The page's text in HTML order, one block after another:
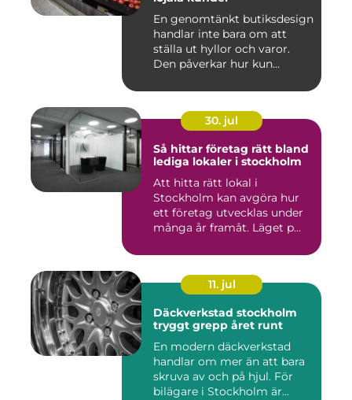
En genomtänkt butiksdesign
handlar inte bara om att
ställa ut hyllor och varor.
Den påverkar hur kun...
30. jul
Så hittar företag rätt bland
lediga lokaler i stockholm
Att hitta rätt lokal i
Stockholm kan avgöra hur
ett företag utvecklas under
många år framåt. Läget p...
11. jul
Däckverkstad stockholm
tryggt grepp året runt
En modern däckverkstad
handlar om mer än att bara
skruva av och på hjul. För
bilägare i Stockholm är...